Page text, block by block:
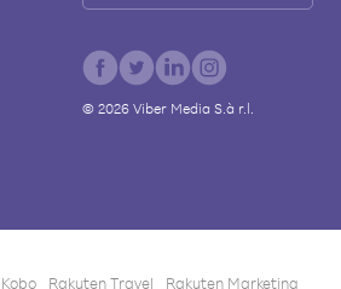
© 2026Viber Media S.à r.l.
Rakuten Travel Rakuten Marketing